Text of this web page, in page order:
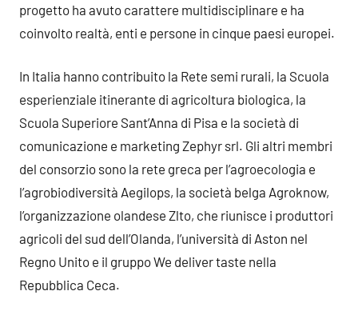
progetto ha avuto carattere multidisciplinare e ha
coinvolto realtà, enti e persone in cinque paesi europei.
In Italia hanno contribuito la Rete semi rurali, la Scuola
esperienziale itinerante di agricoltura biologica, la
Scuola Superiore Sant’Anna di Pisa e la società di
comunicazione e marketing Zephyr srl. Gli altri membri
del consorzio sono la rete greca per l’agroecologia e
l’agrobiodiversità Aegilops, la società belga Agroknow,
l’organizzazione olandese Zlto, che riunisce i produttori
agricoli del sud dell’Olanda, l’università di Aston nel
Regno Unito e il gruppo We deliver taste nella
Repubblica Ceca.